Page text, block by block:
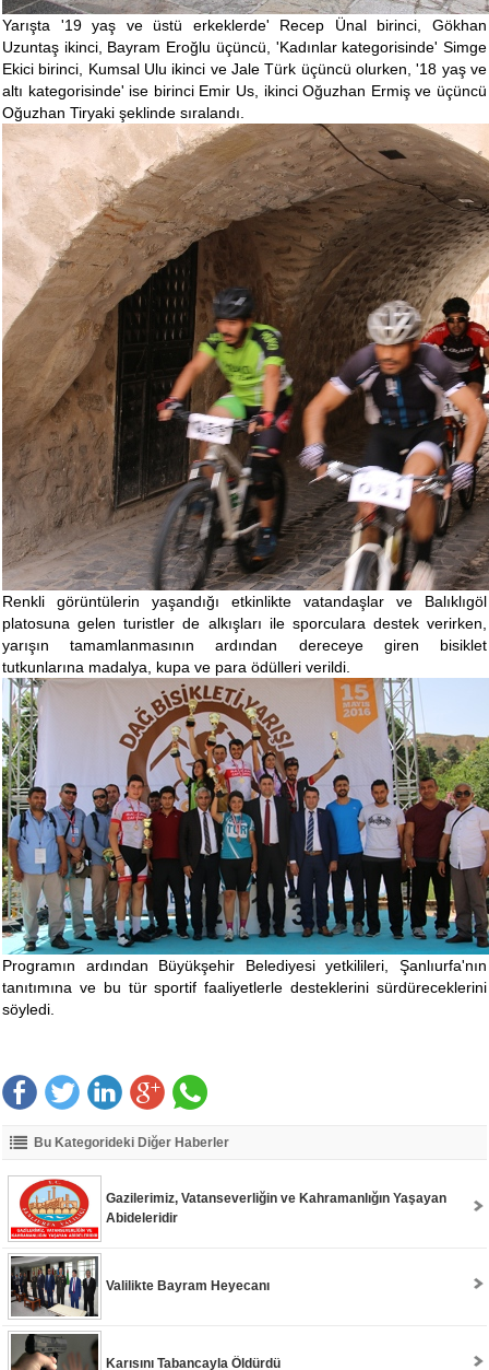
Yarışta '19 yaş ve üstü erkeklerde' Recep Ünal birinci, Gökhan
Uzuntaş ikinci, Bayram Eroğlu üçüncü, 'Kadınlar kategorisinde' Simge
Ekici birinci, Kumsal Ulu ikinci ve Jale Türk üçüncü olurken, '18 yaş ve
altı kategorisinde' ise birinci Emir Us, ikinci Oğuzhan Ermiş ve üçüncü
Oğuzhan Tiryaki şeklinde sıralandı.
Renkli görüntülerin yaşandığı etkinlikte vatandaşlar ve Balıklıgöl
platosuna gelen turistler de alkışları ile sporculara destek verirken,
yarışın tamamlanmasının ardından dereceye giren bisiklet
tutkunlarına madalya, kupa ve para ödülleri verildi.
Programın ardından Büyükşehir Belediyesi yetkilileri, Şanlıurfa'nın
tanıtımına ve bu tür sportif faaliyetlerle desteklerini sürdüreceklerini
söyledi.
Bu Kategorideki Diğer Haberler
Gazilerimiz, Vatanseverliğin ve Kahramanlığın Yaşayan
Abideleridir
Valilikte Bayram Heyecanı
Karısını Tabancayla Öldürdü